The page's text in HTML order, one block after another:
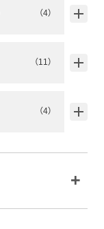
（4）
（11）
（4）